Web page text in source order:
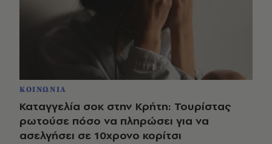
ΚΟΙΝΩΝΙΑ
Καταγγελία σοκ στην Κρήτη: Τουρίστας
ρωτούσε πόσο να πληρώσει για να
ασελγήσει σε 10χρονο κορίτσι